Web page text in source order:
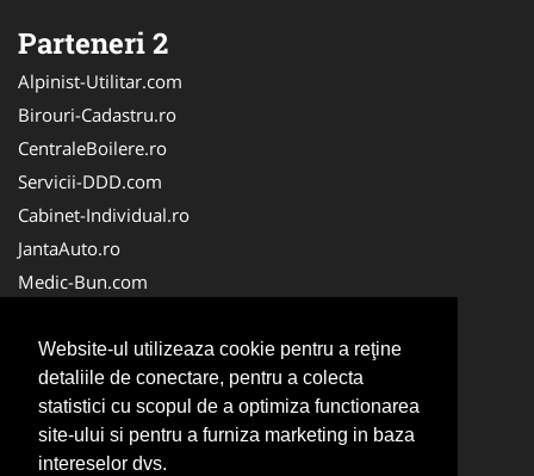
Website-ul utilizeaza cookie pentru a reţine
detaliile de conectare, pentru a colecta
statistici cu scopul de a optimiza functionarea
site-ului si pentru a furniza marketing in baza
intereselor dvs.
Parteneri 2
Alpinist-Utilitar.com
Birouri-Cadastru.ro
CentraleBoilere.ro
Servicii-DDD.com
Cabinet-Individual.ro
JantaAuto.ro
Medic-Bun.com
Apicultorul.com
CentruInchirieri.ro
Oftalmologul.ro
Stomatologul.com